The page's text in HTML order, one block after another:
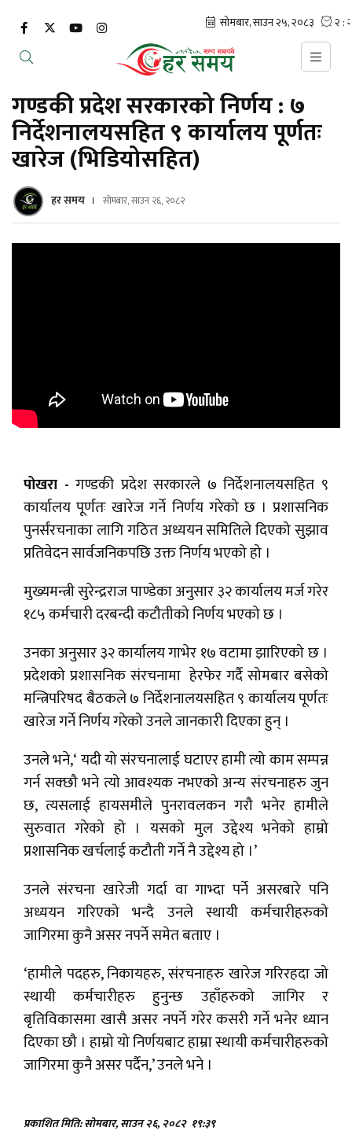
गण्डकी प्रदेश सरकारको निर्णय : ७
निर्देशनालयसहित ९ कार्यालय पूर्णतः
खारेज (भिडियोसहित)
हर समय सोमबार, साउन २६, २०८२
पोखरा - गण्डकी प्रदेश सरकारले ७ निर्देशनालयसहित ९
कार्यालय पूर्णतः खारेज गर्ने निर्णय गरेको छ । प्रशासनिक
पुनर्संरचनाका लागि गठित अध्ययन समितिले दिएको सुझाव
प्रतिवेदन सार्वजनिकपछि उक्त निर्णय भएको हो ।
मुख्यमन्त्री सुरेन्द्रराज पाण्डेका अनुसार ३२ कार्यालय मर्ज गरेर
१८५ कर्मचारी दरबन्दी कटौतीको निर्णय भएको छ ।
उनका अनुसार ३२ कार्यालय गाभेर १७ वटामा झारिएको छ ।
प्रदेशको प्रशासनिक संरचनामा हेरफेर गर्दै सोमबार बसेको
मन्त्रिपरिषद बैठकले ७ निर्देशनालयसहित ९ कार्यालय पूर्णतः
खारेज गर्ने निर्णय गरेको उनले जानकारी दिएका हुन् ।
उनले भने,‘ यदी यो संरचनालाई घटाएर हामी त्यो काम सम्पन्न
गर्न सक्छौ भने त्यो आवश्यक नभएको अन्य संरचनाहरु जुन
छ, त्यसलाई हायसमीले पुनरावलकन गरौ भनेर हामीले
सुरुवात गरेको हो । यसको मुल उद्देश्य भनेको हाम्रो
प्रशासनिक खर्चलाई कटौती गर्ने नै उद्देश्य हो ।’
उनले संरचना खारेजी गर्दा वा गाभ्दा पर्ने असरबारे पनि
अध्ययन गरिएको भन्दै उनले स्थायी कर्मचारीहरुको
जागिरमा कुनै असर नपर्ने समेत बताए ।
‘हामीले पदहरु, निकायहरु, संरचनाहरु खारेज गरिरहदा जो
स्थायी कर्मचारीहरु हुनुन्छ उहाँहरुको जागिर र
बृतिविकासमा खासै असर नपर्ने गरेर कसरी गर्ने भनेर ध्यान
दिएका छौ । हाम्रो यो निर्णयबाट हाम्रा स्थायी कर्मचारीहरुको
जागिरमा कुनै असर पर्दैन,’ उनले भने ।
प्रकाशित मिति: सोमबार, साउन २६, २०८२ १९:३९